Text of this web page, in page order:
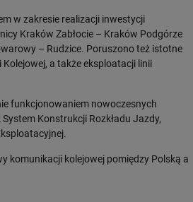
w zakresie realizacji inwestycji
Kraków Zabłocie – Kraków Podgórze
– Rudzice. Poruszono też istotne
a także eksploatacji linii
funkcjonowaniem nowoczesnych
Konstrukcji Rozkładu Jazdy,
komunikacji kolejowej pomiędzy Polską a